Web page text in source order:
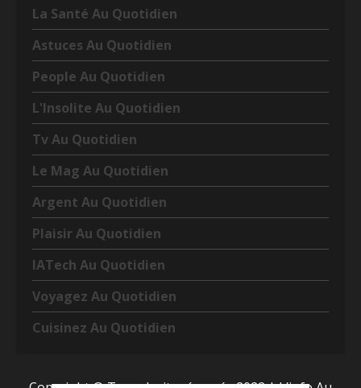
La Santé Au Quotidien
Astuces Au Quotidien
People Au Quotidien
L'Insolite Au Quotidien
Tv Au Quotidien
Le Mag Au Quotidien
Argent Au Quotidien
Plaisir Au Quotidien
IATech Au Quotidien
Voyagez Au Quotidien
Cuisinez Au Quotidien